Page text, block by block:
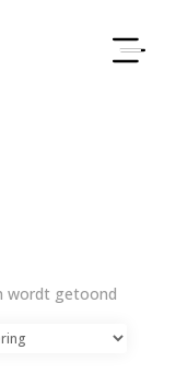
wordt getoond